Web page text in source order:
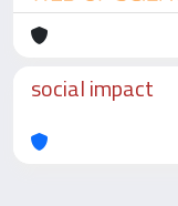
social impact